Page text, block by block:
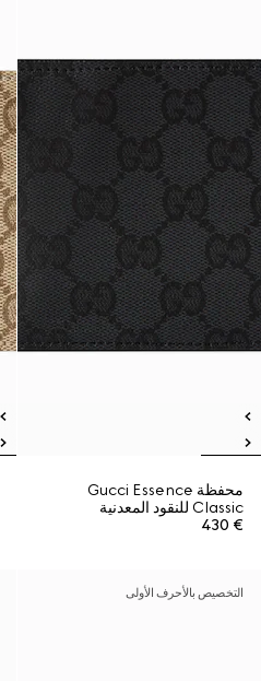
محفظة Gucci Essence
Classic للنقود المعدنية
€ 430
التخصيص بالأحرف الأولى